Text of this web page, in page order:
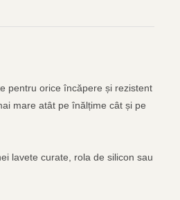
pentru orice încăpere și rezistent
mare atât pe înălțime cât și pe
lavete curate, rola de silicon sau